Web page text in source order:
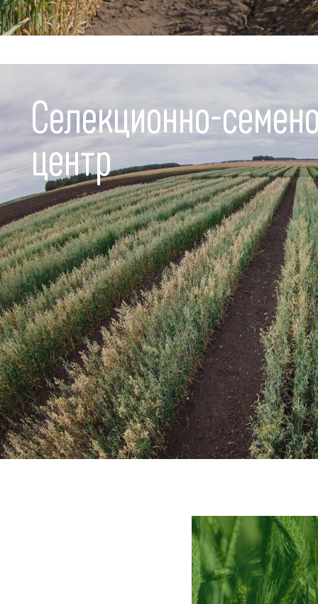
Селекционно-
центр